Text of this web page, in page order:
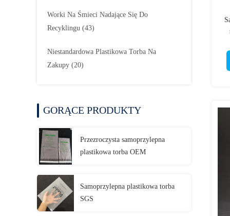
Worki Na Śmieci Nadające Się Do
Recyklingu (43)
Niestandardowa Plastikowa Torba Na
Zakupy (20)
GORĄCE PRODUKTY
Przezroczysta samoprzylepna
plastikowa torba OEM
Samoprzylepna plastikowa torba
SGS